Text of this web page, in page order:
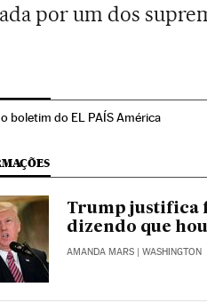
por um dos
boletim do EL PAÍS América
Trump justifica
dizendo que
AMANDA MARS | WASHINGTON